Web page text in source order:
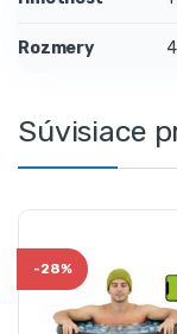
Rozmery
Súvisiace
-28%